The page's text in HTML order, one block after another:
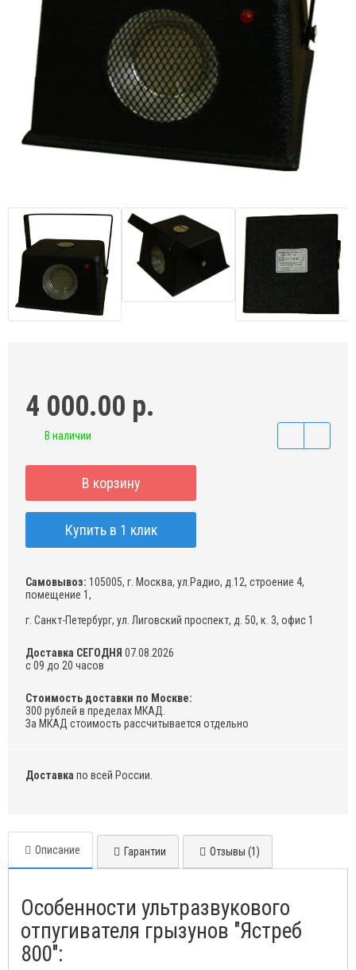
4 000.00 р.
В наличии
В корзину
Купить в 1 клик
Самовывоз: 105005, г. Москва, ул.Радио, д.12, строение 4,
помещение 1,
г. Санкт-Петербург, ул. Лиговский проспект, д. 50, к. 3, офис 1
Доставка СЕГОДНЯ 07.08.2026
с 09 до 20 часов
Стоимость доставки по Москве:
300 рублей в пределах МКАД.
За МКАД стоимость рассчитывается отдельно
Доставка по всей России.
Описание Гарантии Отзывы (1)
Особенности ультразвукового
отпугивателя грызунов "Ястреб
800":